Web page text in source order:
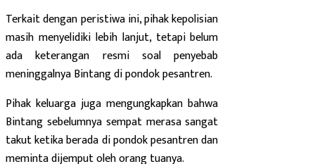
Terkait dengan peristiwa ini, pihak kepolisian
masih menyelidiki lebih lanjut, tetapi belum
ada keterangan resmi soal penyebab
meninggalnya Bintang di pondok pesantren.
Pihak keluarga juga mengungkapkan bahwa
Bintang sebelumnya sempat merasa sangat
takut ketika berada di pondok pesantren dan
meminta dijemput oleh orang tuanya.